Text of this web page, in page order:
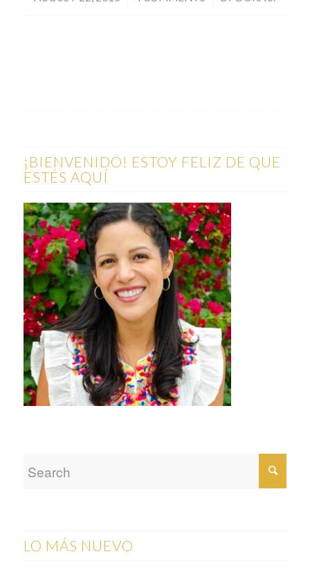
¡BIENVENIDO! ESTOY FELIZ DE QUE
ESTÉS AQUÍ
LO MÁS NUEVO